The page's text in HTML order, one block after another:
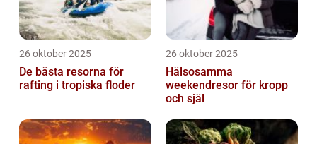
26 oktober 2025
De bästa resorna för
rafting i tropiska floder
26 oktober 2025
Hälsosamma
weekendresor för kropp
och själ